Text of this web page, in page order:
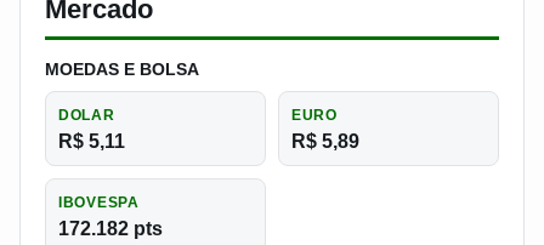
Mercado
MOEDAS E BOLSA
DOLAR
R$ 5,11
EURO
R$ 5,89
IBOVESPA
172.182 pts